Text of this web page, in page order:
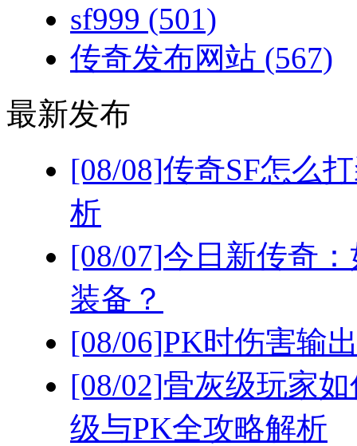
sf999 (501)
传奇发布网站 (567)
最新发布
[08/08]传奇SF怎么
析
[08/07]今日新传奇
装备？
[08/06]PK时伤害输
[08/02]骨灰级玩家
级与PK全攻略解析